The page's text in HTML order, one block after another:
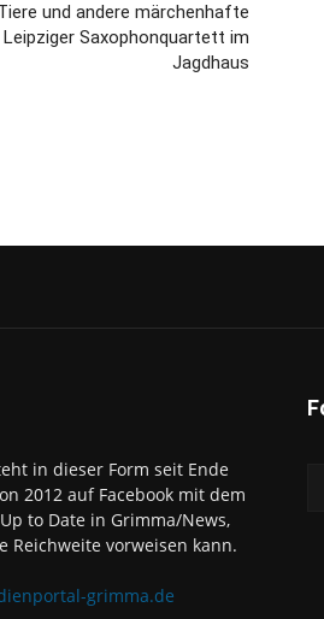
und andere märchenhafte
Saxophonquartett im
Jagdhaus
in dieser Form seit Ende
2012 auf Facebook mit dem
to Date in Grimma/News,
Reichweite vorweisen kann.
grimma.de